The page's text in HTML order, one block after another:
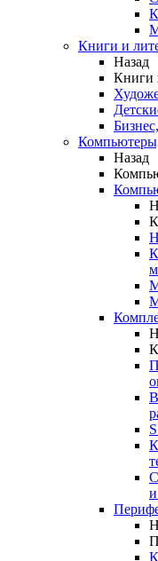
Книги и
Назад
Книги
Назад